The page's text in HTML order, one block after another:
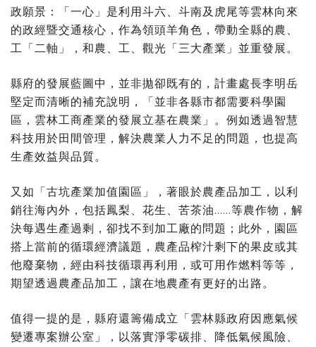
政願景：「一心」是利用斗六、斗南及虎尾等雲林向來
的政經暨交通核心，作為領頭羊角色，帶動全縣的農、
工「二軸」，和農、工、觀光「三大產業」並重發展。
縣府的發展藍圖中，並非拋卻既有的，計畫處長李明岳
堅定而清晰的補充說明，「並非各縣市都需要科學園
區，雲林工商產業的發展立基在農業」。例如透過智慧
科技用於田間管理，解決農業人力不足的問題，也提高
生產效益與品質。
又如「古坑產業加值園區」，著眼於農產品加工，以利
銷往海內外，包括鳳梨、花生、苦茶油……等農作物，解
決每遇生產過剩，卻找不到加工廠的問題；此外，園區
搭上當前的循環經濟議題，農產品榨汁剩下的果皮或其
他廢棄物，經由科技循環再利用，或可用作燃料等等，
期望透過農產品加工，讓在地農產有更好的出路。
值得一提的是，縣府還籌備成立「雲林縣政府因應氣候
變遷專案辦公室」，以落實淨零碳排、降低氣候風險、